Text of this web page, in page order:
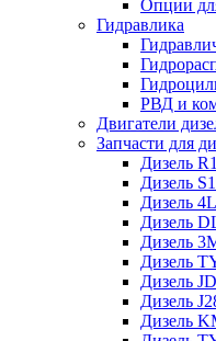
Опции
Гидравлика
РВД и
Двигатели
Запчасти для
Дизель
Дизель
Дизель
Дизель
Дизель
Дизель
Дизель
Дизель
Дизель